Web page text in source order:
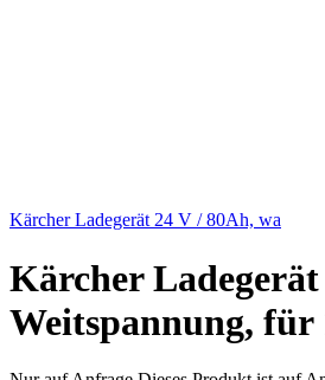
Kärcher Ladegerät 24 V / 80Ah, wa
Kärcher Ladegerät
Weitspannung, für